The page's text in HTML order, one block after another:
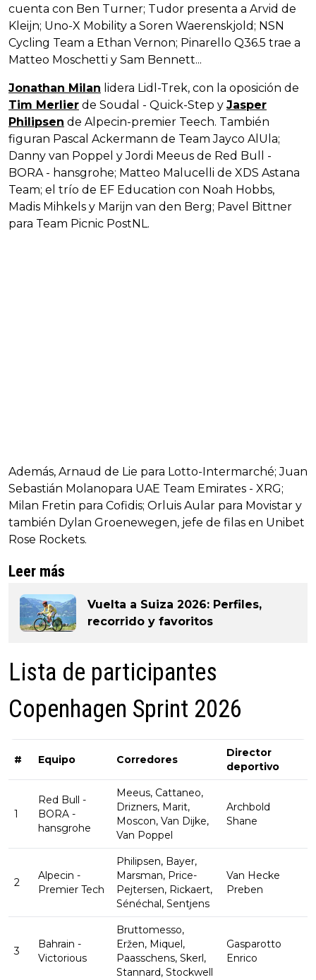
cuenta con Ben Turner; Tudor presenta a Arvid de
Kleijn; Uno-X Mobility a Soren Waerenskjold; NSN
Cycling Team a Ethan Vernon; Pinarello Q36.5 trae a
Matteo Moschetti y Sam Bennett...
Jonathan Milan lidera Lidl-Trek, con la oposición de
Tim Merlier de Soudal - Quick-Step y Jasper
Philipsen de Alpecin-premier Teech. También
figuran Pascal Ackermann de Team Jayco AlUla;
Danny van Poppel y Jordi Meeus de Red Bull -
BORA - hansgrohe; Matteo Malucelli de XDS Astana
Team; el trío de EF Education con Noah Hobbs,
Madis Mihkels y Marijn van den Berg; Pavel Bittner
para Team Picnic PostNL.
Además, Arnaud de Lie para Lotto-Intermarché; Juan
Sebastián Molanopara UAE Team Emirates - XRG;
Milan Fretin para Cofidis; Orluis Aular para Movistar y
también Dylan Groenewegen, jefe de filas en Unibet
Rose Rockets.
Leer más
Vuelta a Suiza 2026: Perfiles,
recorrido y favoritos
Lista de participantes
Copenhagen Sprint 2026
# Equipo Corredores
Director
deportivo
1
Red Bull -
BORA -
hansgrohe
Meeus, Cattaneo,
Drizners, Marit,
Moscon, Van Dijke,
Van Poppel
Archbold
Shane
2
Alpecin -
Premier Tech
Philipsen, Bayer,
Marsman, Price-
Pejtersen, Rickaert,
Sénéchal, Sentjens
Van Hecke
Preben
3
Bahrain -
Victorious
Bruttomesso,
Eržen, Miquel,
Paasschens, Skerl,
Stannard, Stockwell
Gasparotto
Enrico